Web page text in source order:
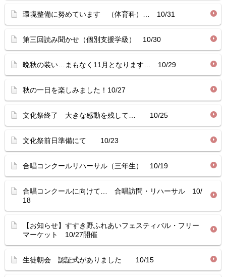
環境整備に努めています （体育科）… 10/31
第三回読み聞かせ（個別支援学級） 10/30
晩秋の装い…まもなく11月となります… 10/29
秋の一日を楽しみました！10/27
文化祭終了 大きな感動を残して… 10/25
文化祭前日準備にて 10/23
合唱コンクールリハーサル（三年生） 10/19
合唱コンクールに向けて… 合唱訪問・リハーサル 10/
18
【お知らせ】すすき野ふれあいフェスティバル・フリー
マーケット 10/27開催
生徒朝会 認証式がありました 10/15